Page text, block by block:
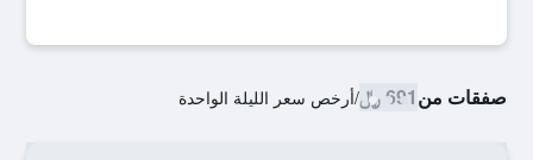
صفقات من691 ﷼ /أرخص سعر الليلة الواحدة